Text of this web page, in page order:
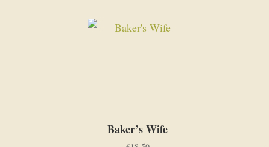
Baker’s Wife